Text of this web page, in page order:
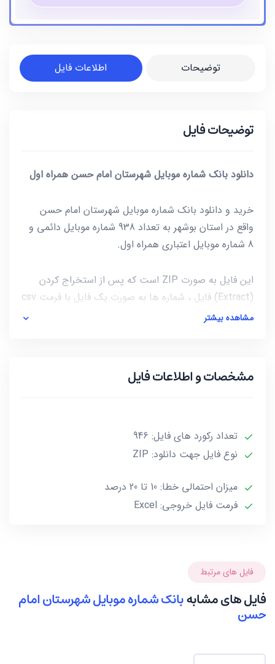
توضیحات اطلاعات فایل
توضیحات فایل
دانلود بانک شماره موبایل شهرستان امام حسن همراه اول
خرید و دانلود بانک شماره موبایل شهرستان امام حسن
واقع در استان بوشهر به تعداد 938 شماره موبایل دائمی و
8 شماره موبایل اعتباری همراه اول.
این فایل به صورت ZIP است که پس از استخراج کردن
(Extract) فایل ، شماره ها به صورت یک فایل با فرمت csv
و حجم این فایل کمتر از 4KB است.
حداکثر 20 درصد خطا داشته باشند.***
مشاهده بیشتر
مشخصات و اطلاعات فایل
تعداد رکورد های فایل: 946
نوع فایل جهت دانلود: ZIP
میزان احتمالی خطا: 10 تا 20 درصد
فرمت فایل خروجی: Excel
فایل های مرتبط
فایل های مشابهبانک شماره موبایل شهرستان امام
حسن